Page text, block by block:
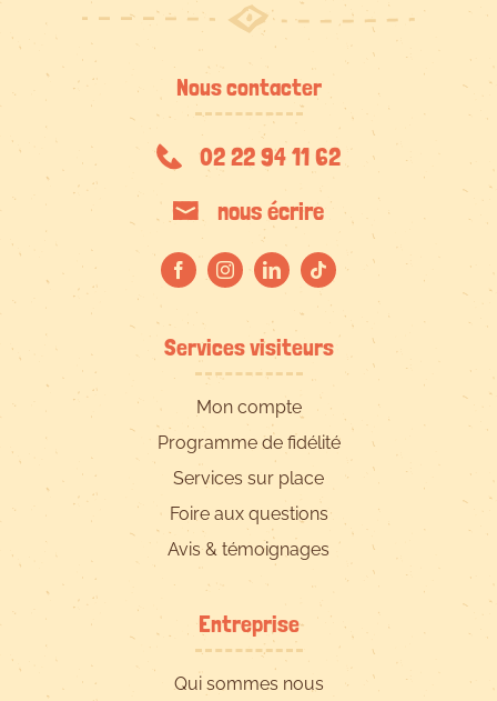
Nous contacter
02 22 94 11 62
nous écrire
Services visiteurs
Mon compte
Programme de fidélité
Services sur place
Foire aux questions
Avis & témoignages
Entreprise
Qui sommes nous